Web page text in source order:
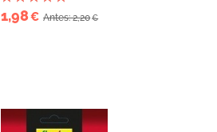
1,98€ Antes: 2,20€